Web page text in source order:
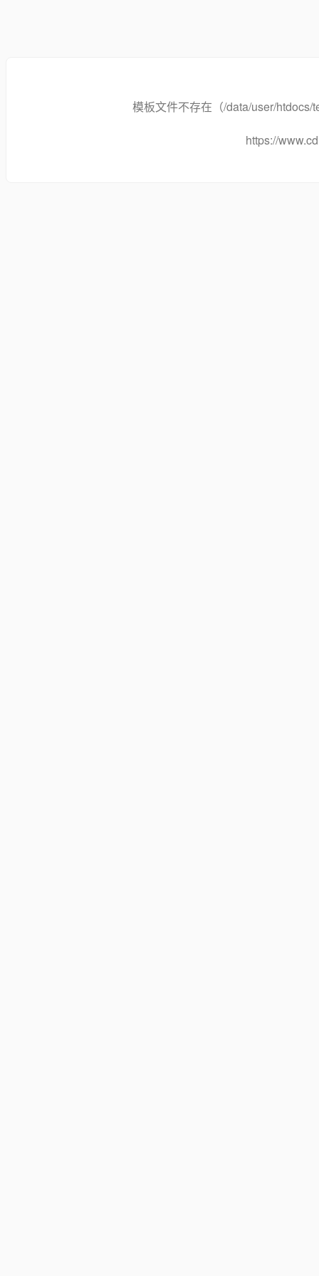
模板文件不存在（/data/user/
https://